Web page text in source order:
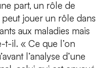
part, un rôle de
jouer un rôle dans
aux maladies mais
t-il. « Ce que l’on
l’analyse d’une